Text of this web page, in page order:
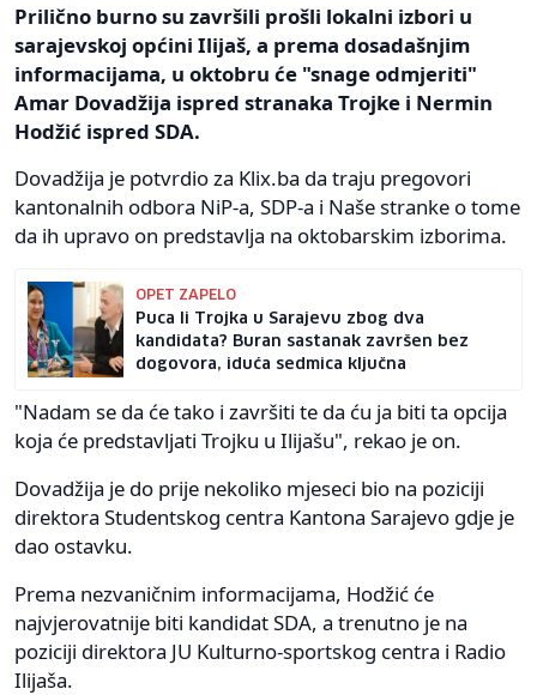
Prilično burno su završili prošli lokalni izbori u
sarajevskoj općini Ilijaš, a prema dosadašnjim
informacijama, u oktobru će "snage odmjeriti"
Amar Dovadžija ispred stranaka Trojke i Nermin
Hodžić ispred SDA.
Dovadžija je potvrdio za Klix.ba da traju pregovori
kantonalnih odbora NiP-a, SDP-a i Naše stranke o tome
da ih upravo on predstavlja na oktobarskim izborima.
OPET ZAPELO
Puca li Trojka u Sarajevu zbog dva
kandidata? Buran sastanak završen bez
dogovora, iduća sedmica ključna
"Nadam se da će tako i završiti te da ću ja biti ta opcija
koja će predstavljati Trojku u Ilijašu", rekao je on.
Dovadžija je do prije nekoliko mjeseci bio na poziciji
direktora Studentskog centra Kantona Sarajevo gdje je
dao ostavku.
Prema nezvaničnim informacijama, Hodžić će
najvjerovatnije biti kandidat SDA, a trenutno je na
poziciji direktora JU Kulturno-sportskog centra i Radio
Ilijaša.